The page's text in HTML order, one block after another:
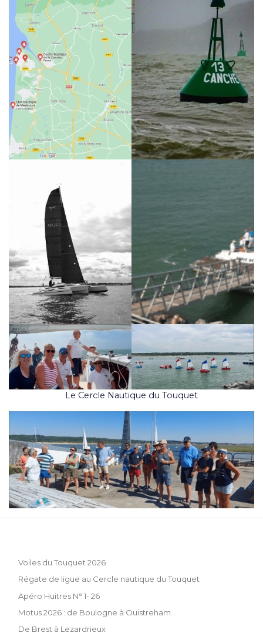
Le Cercle Nautique du Touquet
Voiles du Touquet 2026
Régate de ligue au Cercle nautique du Touquet
Apéro Huitres N° 1- 26
Motus 2026 : de Boulogne à Ouistreham.
De Brest à Lezardrieux